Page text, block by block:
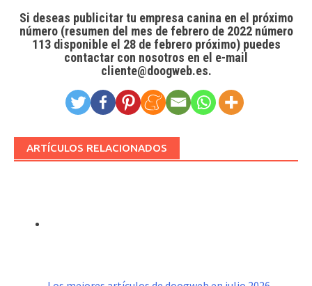
Si deseas publicitar tu empresa canina en el próximo
número(resumen del mes de febrero de 2022 número
113 disponible el 28 de febrero próximo) puedes
contactar con nosotros en el e-mail
cliente@doogweb.es.
ARTÍCULOS RELACIONADOS